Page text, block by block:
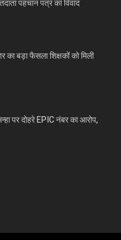
पहचान पत्र का विवाद
का बड़ा फैसला शिक्षकों को मिली
पर दोहरे EPIC नंबर का आरोप,